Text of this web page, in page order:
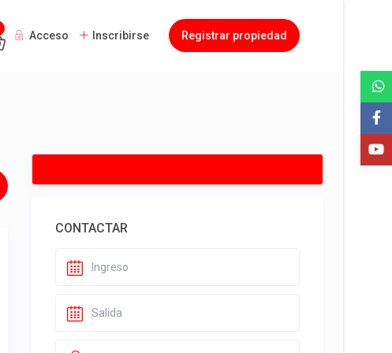
Acceso Inscribirse Registrar propiedad
CONTACTAR